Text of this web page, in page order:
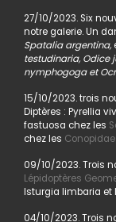
27/10/2023. Six
notre galerie. Un
Spatalia argentina,
testudinaria, Odice
nymphogoga et
15/10/2023. trois
Diptères : Pyrellia
fastuosa chez les
chez les Conopidae.
09/10/2023. Trois
Lépidoptères
Isturgia limbaria et
04/10/2023. Trois